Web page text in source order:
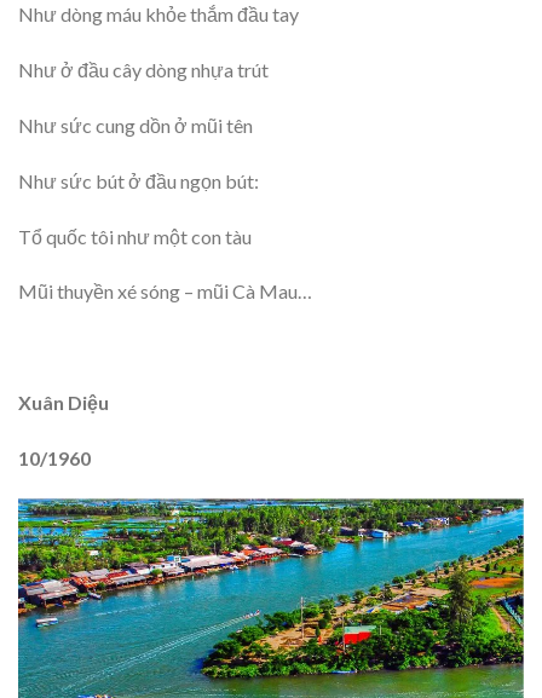
Như dòng máu khỏe thắm đầu tay
Như ở đầu cây dòng nhựa trút
Như sức cung dồn ở mũi tên
Như sức bút ở đầu ngọn bút:
Tổ quốc tôi như một con tàu
Mũi thuyền xé sóng – mũi Cà Mau…
Xuân Diệu
10/1960